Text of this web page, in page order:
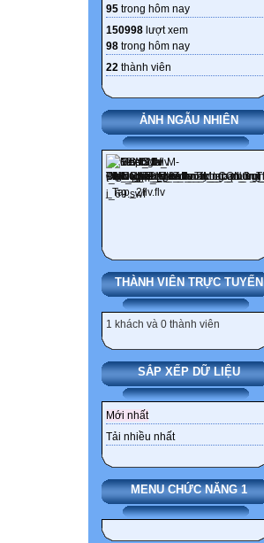
95 trong hôm nay
150998 lượt xem
98 trong hôm nay
22 thành viên
ẢNH NGẪU NHIÊN
THÀNH VIÊN TRỰC TUYẾN
1 khách và 0 thành viên
SẮP XẾP DỮ LIỆU
Mới nhất
Tải nhiều nhất
MENU CHỨC NĂNG 1